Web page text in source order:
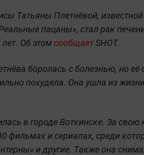
Татьяны Плетнёвой,
пацаны», стал рак
Об этом сообщаетSHOT.
боролась с болезнью, но её
похудела. Она ушла из
в городе Воткинске. За свою
фильмах и сериалах, среди
и другие. Также она